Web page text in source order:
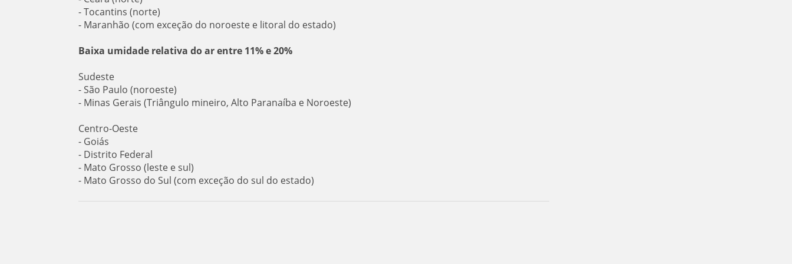
- Tocantins (norte)
- Maranhão (com exceção do noroeste e litoral do estado)
Baixa umidade relativa do ar entre 11% e 20%
Sudeste
- São Paulo (noroeste)
- Minas Gerais (Triângulo mineiro, Alto Paranaíba e Noroeste)
Centro-Oeste
- Goiás
- Distrito Federal
- Mato Grosso (leste e sul)
- Mato Grosso do Sul (com exceção do sul do estado)